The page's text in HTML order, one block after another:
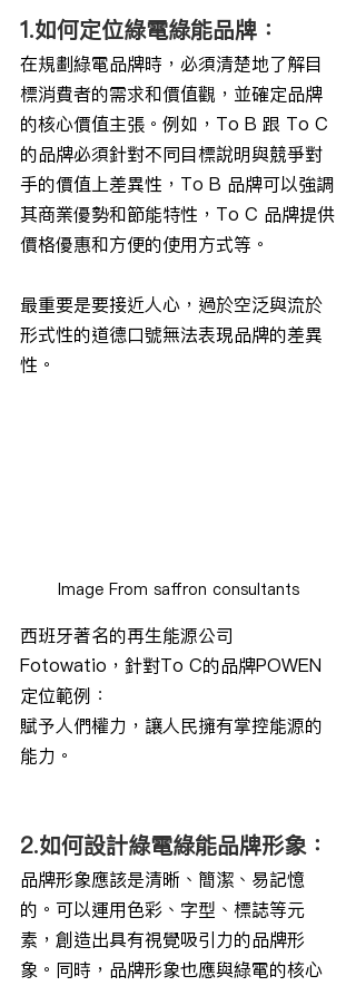
1.如何定位綠電綠能品牌：
在規劃綠電品牌時，必須清楚地了解目
標消費者的需求和價值觀，並確定品牌
的核心價值主張。例如，To B 跟 To C
的品牌必須針對不同目標說明與競爭對
手的價值上差異性，To B 品牌可以強調
其商業優勢和節能特性，To C 品牌提供
價格優惠和方便的使用方式等。
最重要是要接近人心，過於空泛與流於
形式性的道德口號無法表現品牌的差異
性。
Image From saffron consultants
西班牙著名的再生能源公司
Fotowatio，針對To C的品牌POWEN
定位範例：
賦予人們權力，讓人民擁有掌控能源的
能力。
2.如何設計綠電綠能品牌形象：
品牌形象應該是清晰、簡潔、易記憶
的。可以運用色彩、字型、標誌等元
素，創造出具有視覺吸引力的品牌形
象。同時，品牌形象也應與綠電的核心